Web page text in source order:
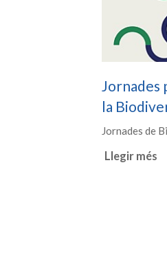
Jornades
la
Jornades de
Llegir més